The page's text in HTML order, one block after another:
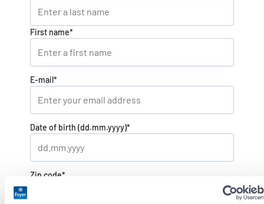
First name*
E-mail*
Date of birth (dd.mm.yyyy)*
Zip code*